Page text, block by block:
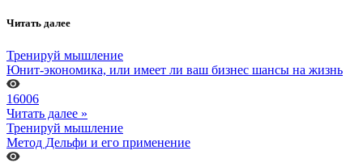
Читать далее
Тренируй мышление
Юнит-экономика, или имеет ли ваш бизнес шансы на жизнь
16006
Читать далее »
Тренируй мышление
Метод Дельфи и его применение